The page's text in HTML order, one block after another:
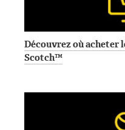
Découvrez où acheter
Scotch™